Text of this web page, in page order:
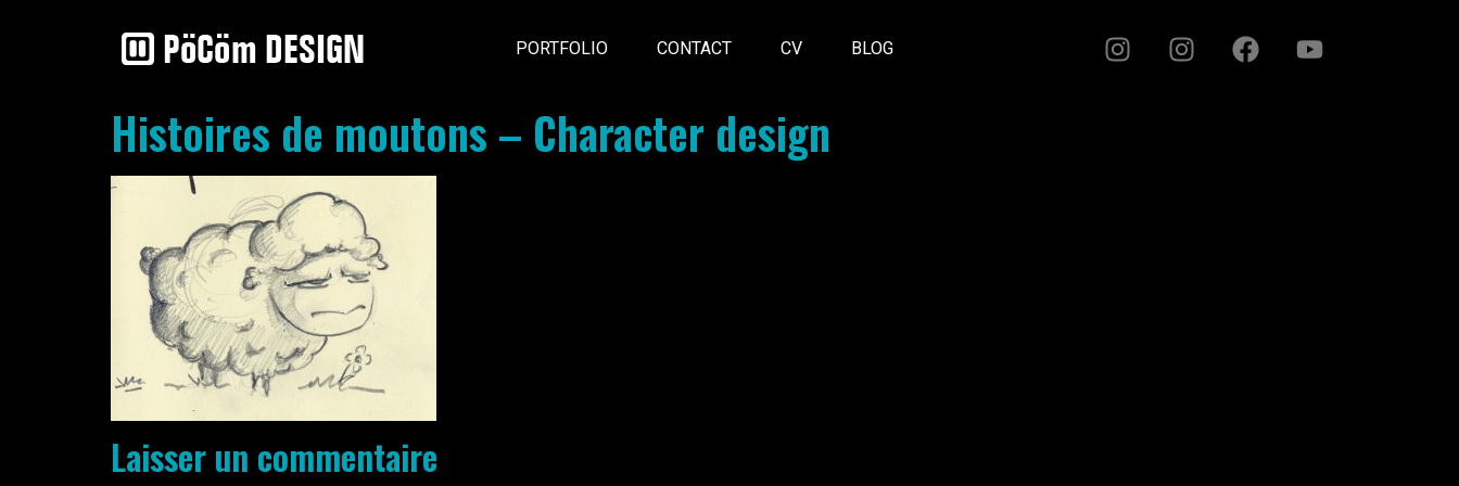
PORTFOLIO CONTACT CV BLOG
Histoires de moutons – Character design
Laisser un commentaire